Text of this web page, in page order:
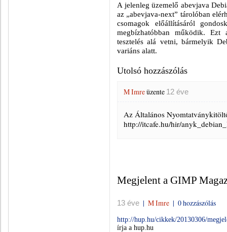
A jelenleg üzemelő abevjava
az „abevjava-next” tárolóban
csomagok előállításáról
megbízhatóbban működik. Ezt
tesztelés alá vetni, bármelyik
variáns alatt.
Utolsó hozzászólás
M Imreüzente 12 éve
Az Általános
http://itcafe.hu/hir/
Megjelent a GIMP
13 éve | M Imre | 0 hozzászólás
http://hup.hu/cikkek/20130306/
írja a hup.hu